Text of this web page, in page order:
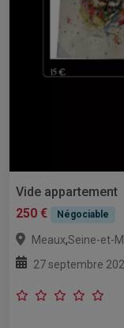
Vide appartement
250 €
Négociable
Meaux,Seine-et-
27 septembre